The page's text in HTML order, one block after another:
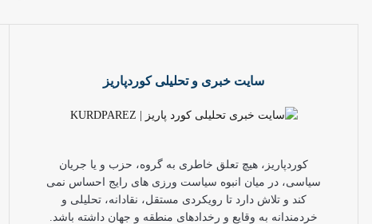
سایت خبری و تحلیلی کوردپاریز
کوردپاریز، هیچ تعلق خاطری به گروه، حزب و یا جریان
سیاسی، در میان انبوه سیاست ورزی های رایج احساس نمی
کند و تلاش دارد تا رویکردی مستقل، نقادانه، تحلیلی و
خردمندانه به وقایع و رخدادهای منطقه و جهان داشته باشد.